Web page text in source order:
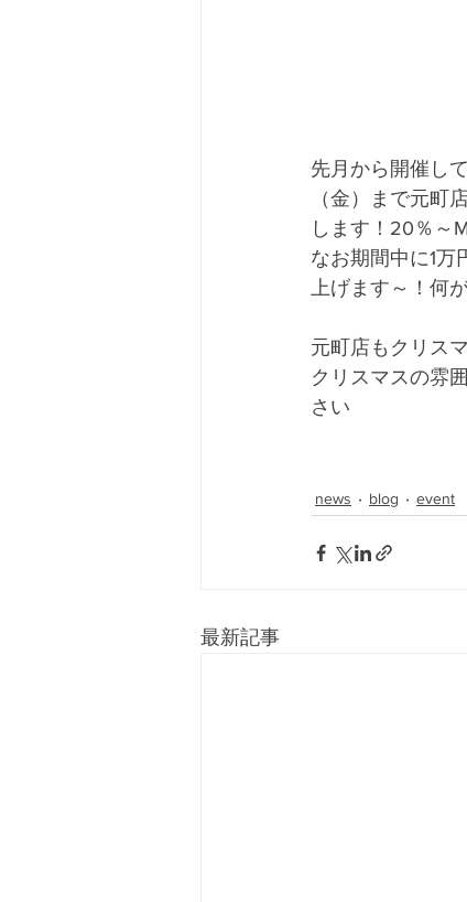
先月から開催し
（金）まで元町
します！20％～
なお期間中に1万
上げます～！何
元町店もクリス
クリスマスの雰
さい
news blog event
最新記事